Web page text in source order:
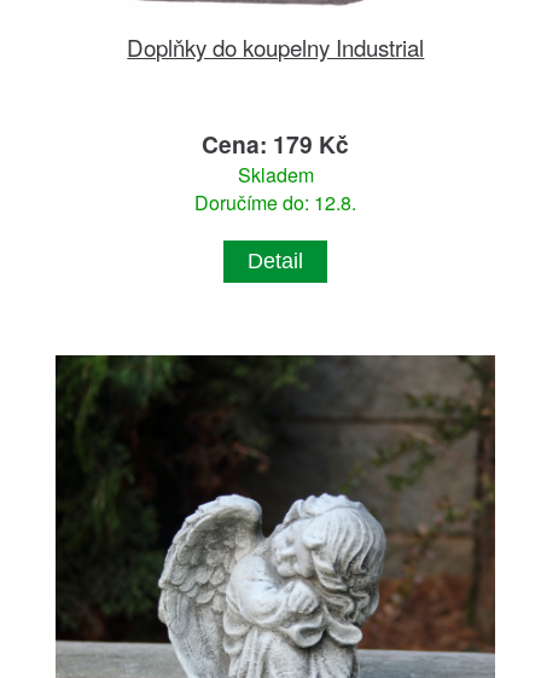
Doplňky do koupelny Industrial
Cena: 179 Kč
Skladem
Doručíme do: 12.8.
Detail